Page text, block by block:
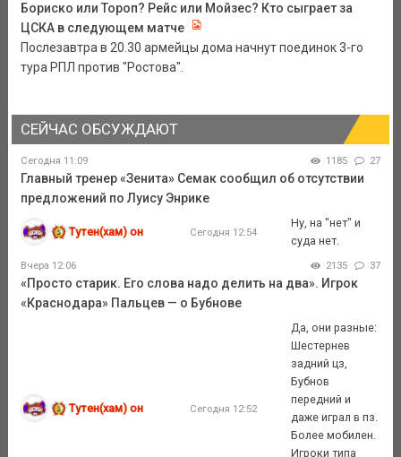
Бориско или Тороп? Рейс или Мойзес? Кто сыграет за
ЦСКА в следующем матче
Послезавтра в 20.30 армейцы дома начнут поединок 3-го
тура РПЛ против "Ростова".
СЕЙЧАС ОБСУЖДАЮТ
Сегодня 11:09 1185 27
Главный тренер «Зенита» Семак сообщил об отсутствии
предложений по Луису Энрике
Тутен(хам) он Сегодня 12:54
Ну, на "нет" и
суда нет.
Вчера 12:06 2135 37
«Просто старик. Его слова надо делить на два». Игрок
«Краснодара» Пальцев — о Бубнове
Тутен(хам) он Сегодня 12:52
Да, они разные:
Шестернев
задний цз,
Бубнов
передний и
даже играл в пз.
Более мобилен.
Игроки типа